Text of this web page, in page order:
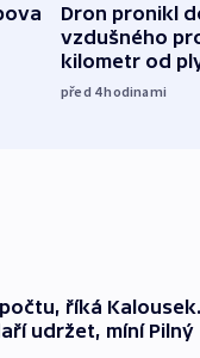
Dron pronikl
vzdušného
kilometr od
před 4hodinami
říká
udržet, míní Pilný